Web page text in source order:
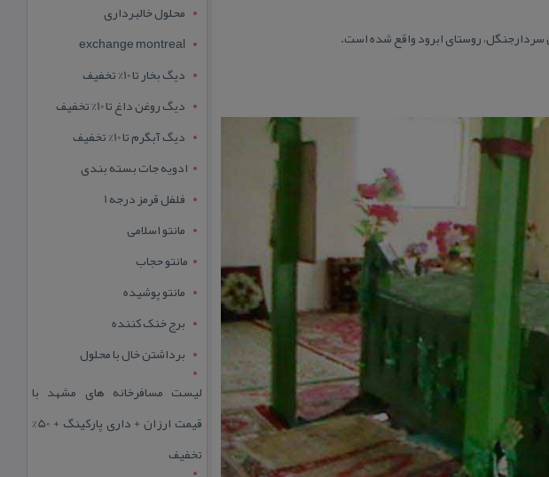
روستای ابرود واقع شده است.
محلول خالبرداری
exchange montreal
دیگ بخار تا 10% تخفیف
دیگ روغن داغ تا 10% تخفیف
دیگ آبگرم تا 10% تخفیف
ادویه جات بسته بندی
فلفل قرمز درجه 1
مانتو اسلامی
مانتو حجاب
مانتو پوشیده
برج خنک کننده
برداشتن خال با محلول
لیست مسافرخانه های مشهد با
قیمت ارزان + داری پارکینگ + 50%
تخفیف